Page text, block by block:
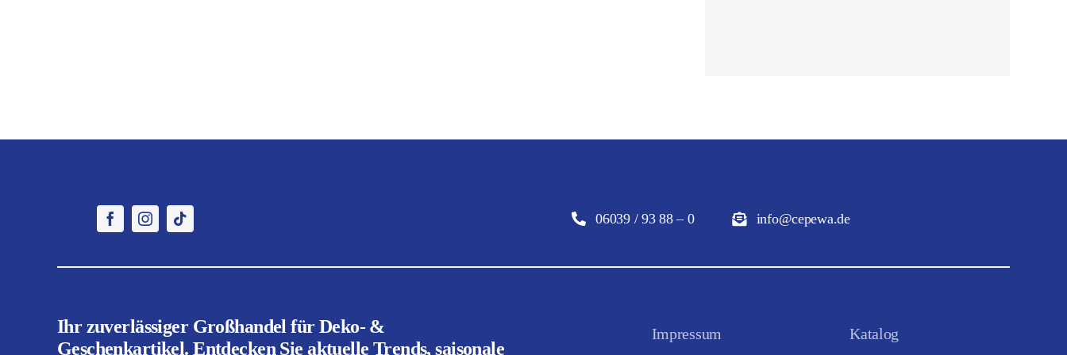
06039 / 93 88 – 0 info@cepewa.de
Ihr zuverlässiger Großhandel für Deko- &
Geschenkartikel. Entdecken Sie aktuelle Trends, saisonale
Impressum Katalog